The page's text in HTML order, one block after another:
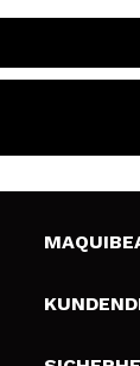
Über
Liefer-